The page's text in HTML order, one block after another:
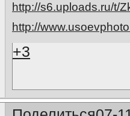
http://
+3